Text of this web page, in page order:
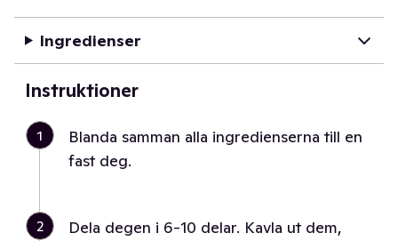
Ingredienser
Instruktioner
1
Blanda samman alla ingredienserna till en
fast deg.
2
Dela degen i 6-10 delar. Kavla ut dem,